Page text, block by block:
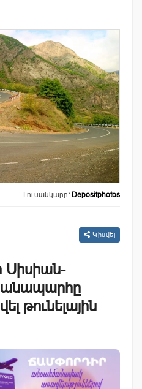
Լուսանկարը՝ Depositphotos
Կիսվել
Սիսիան-
թունելային